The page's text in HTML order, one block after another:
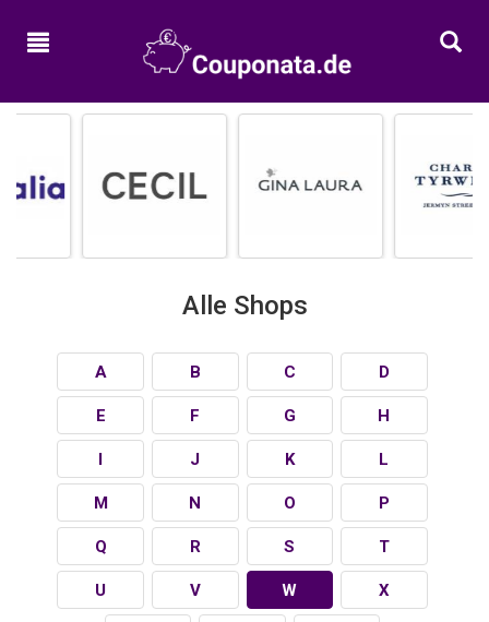
Kategorien
Alle Shops
A B C D
E F G H
I J K L
M N O P
Q R S T
U V W X